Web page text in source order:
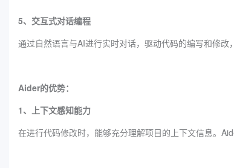
5、交互式对话编程
通过自然语言与AI进行实时对话，驱动代码的编写和修改
Aider的优势：
1、上下文感知能力
在进行代码修改时，能够充分理解项目的上下文信息。